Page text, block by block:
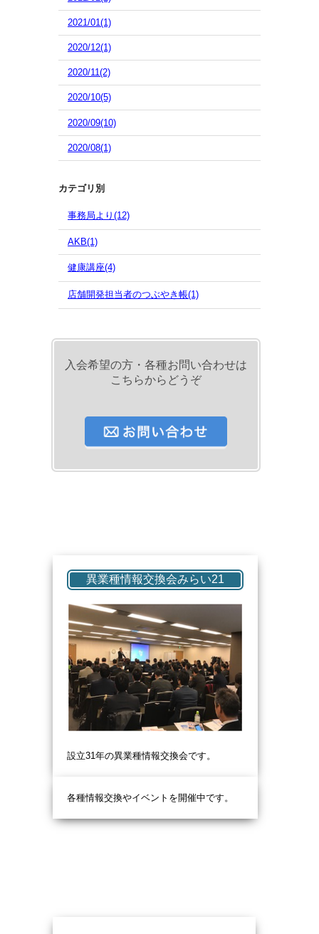
2021/01(1)
2020/12(1)
2020/11(2)
2020/10(5)
2020/09(10)
2020/08(1)
カテゴリ別
事務局より(12)
AKB(1)
健康講座(4)
店舗開発担当者のつぶやき帳(1)
入会希望の方・各種お問い合わせは
こちらからどうぞ
異業種情報交換会みらい21
設立31年の異業種情報交換会です。
各種情報交換やイベントを開催中です。